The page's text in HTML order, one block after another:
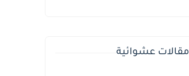
مقالات عشوائية